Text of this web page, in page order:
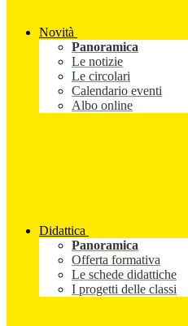
Novità
Panoramica
Le notizie
Le circolari
Calendario eventi
Albo online
Didattica
Panoramica
Offerta formativa
Le schede didattiche
I progetti delle classi